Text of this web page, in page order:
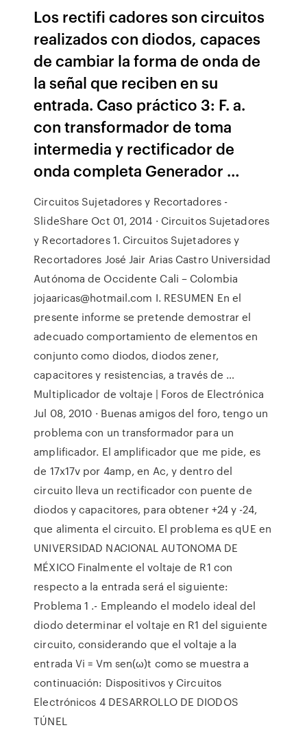
Los rectiﬁ cadores son circuitos
realizados con diodos, capaces
de cambiar la forma de onda de
la señal que reciben en su
entrada. Caso práctico 3: F. a.
con transformador de toma
intermedia y rectificador de
onda completa Generador …
Circuitos Sujetadores y Recortadores -
SlideShare Oct 01, 2014 · Circuitos Sujetadores
y Recortadores 1. Circuitos Sujetadores y
Recortadores José Jair Arias Castro Universidad
Autónoma de Occidente Cali – Colombia
jojaaricas@hotmail.com I. RESUMEN En el
presente informe se pretende demostrar el
adecuado comportamiento de elementos en
conjunto como diodos, diodos zener,
capacitores y resistencias, a través de …
Multiplicador de voltaje | Foros de Electrónica
Jul 08, 2010 · Buenas amigos del foro, tengo un
problema con un transformador para un
amplificador. El amplificador que me pide, es
de 17x17v por 4amp, en Ac, y dentro del
circuito lleva un rectificador con puente de
diodos y capacitores, para obtener +24 y -24,
que alimenta el circuito. El problema es qUE en
UNIVERSIDAD NACIONAL AUTONOMA DE
MÉXICO Finalmente el voltaje de R1 con
respecto a la entrada será el siguiente:
Problema 1 .- Empleando el modelo ideal del
diodo determinar el voltaje en R1 del siguiente
circuito, considerando que el voltaje a la
entrada Vi = Vm sen(ω)t como se muestra a
continuación: Dispositivos y Circuitos
Electrónicos 4 DESARROLLO DE DIODOS
TÚNEL